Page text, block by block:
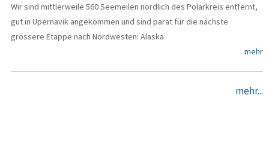
Wir sind mittlerweile 560 Seemeilen nördlich des Polarkreis entfernt,
gut in Upernavik angekommen und sind parat für die nächste
grössere Etappe nach Nordwesten: Alaska
mehr
mehr...